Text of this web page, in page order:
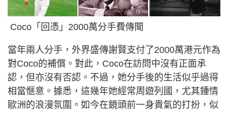
Coco「回憑」2000萬分手費傳聞
當年兩人分手，外界盛傳謝賢支付了2000萬港元作為
對Coco的補償。對此，Coco在訪問中沒有正面承
認，但亦沒有否認。不過，她分手後的生活似乎過得
相當愜意。據悉，這幾年她經常周遊列國，尤其鍾情
歐洲的浪漫氛圍。如今在鏡頭前一身貴氣的打扮，似